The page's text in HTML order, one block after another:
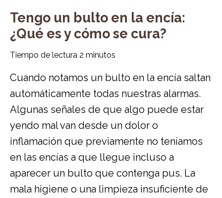
Tengo un bulto en la encía:
¿Qué es y cómo se cura?
Tiempo de lectura 2 minutos
Cuando notamos un bulto en la encía saltan
automáticamente todas nuestras alarmas.
Algunas señales de que algo puede estar
yendo mal van desde un dolor o
inflamación que previamente no teníamos
en las encías a que llegue incluso a
aparecer un bulto que contenga pus. La
mala higiene o una limpieza insuficiente de